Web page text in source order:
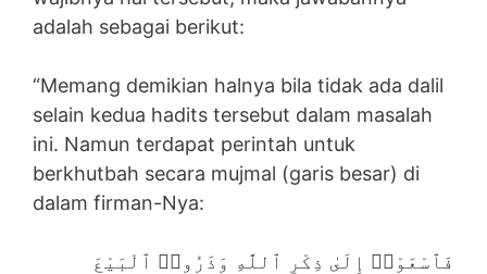
adalah sebagai berikut:
“Memang demikian halnya bila tidak ada dalil
selain kedua hadits tersebut dalam masalah
ini. Namun terdapat perintah untuk
berkhutbah secara mujmal (garis besar) di
dalam firman-Nya:
فَٱسْعَوْا۟ إِلَىٰ ذِكْرِ ٱللَّهِ وَذَرُوا۟ ٱلْبَيْعَ